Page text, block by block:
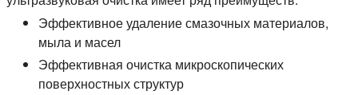
Эффективное удаление смазочных материалов,
мыла и масел
Эффективная очистка микроскопических
поверхностных структур